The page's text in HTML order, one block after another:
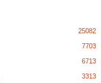
25082
7703
6713
3313